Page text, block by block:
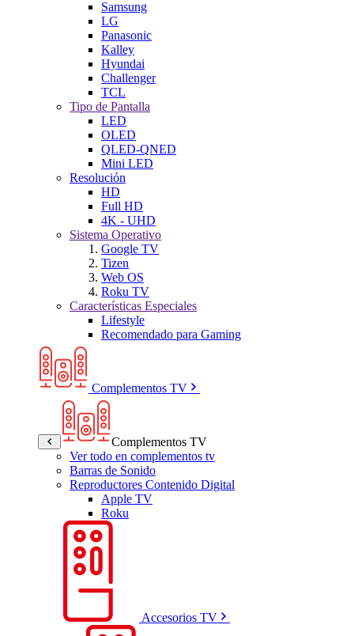
Samsung
LG
Panasonic
Kalley
Hyundai
Challenger
TCL
Tipo de Pantalla
LED
OLED
QLED-QNED
Mini LED
Resolución
HD
Full HD
4K - UHD
Sistema Operativo
Google TV
Tizen
Web OS
Roku TV
Características Especiales
Lifestyle
Recomendado para Gaming
Complementos TV
Complementos TV
Ver todo en complementos tv
Barras de Sonido
Reproductores Contenido Digital
Apple TV
Roku
Accesorios TV